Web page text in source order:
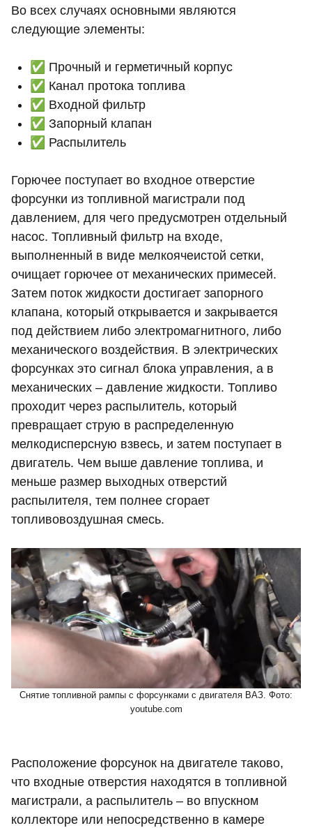
Во всех случаях основными являются
следующие элементы:
✅ Прочный и герметичный корпус
✅ Канал протока топлива
✅ Входной фильтр
✅ Запорный клапан
✅ Распылитель
Горючее поступает во входное отверстие
форсунки из топливной магистрали под
давлением, для чего предусмотрен отдельный
насос. Топливный фильтр на входе,
выполненный в виде мелкоячеистой сетки,
очищает горючее от механических примесей.
Затем поток жидкости достигает запорного
клапана, который открывается и закрывается
под действием либо электромагнитного, либо
механического воздействия. В электрических
форсунках это сигнал блока управления, а в
механических – давление жидкости. Топливо
проходит через распылитель, который
превращает струю в распределенную
мелкодисперсную взвесь, и затем поступает в
двигатель. Чем выше давление топлива, и
меньше размер выходных отверстий
распылителя, тем полнее сгорает
топливовоздушная смесь.
Снятие топливной рампы с форсунками с двигателя ВАЗ. Фото:
youtube.com
Расположение форсунок на двигателе таково,
что входные отверстия находятся в топливной
магистрали, а распылитель – во впускном
коллекторе или непосредственно в камере